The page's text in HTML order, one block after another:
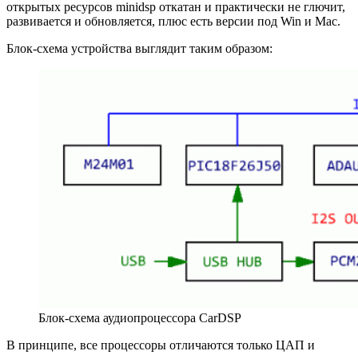
открытых ресурсов minidsp откатан и практически не глючит,
развивается и обновляется, плюс есть версии под Win и Mac.
Блок-схема устройства выглядит таким образом:
Блок-схема аудиопроцессора CarDSP
В принципе, все процессоры отличаются только ЦАП и